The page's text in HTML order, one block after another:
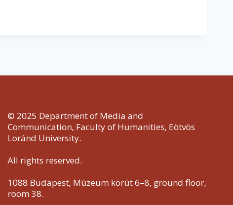
© 2025 Department of Media and
Communication, Faculty of Humanities, Eötvös
Loránd University.
All rights reserved.
1088 Budapest, Múzeum körút 6–8, ground floor,
room 38.